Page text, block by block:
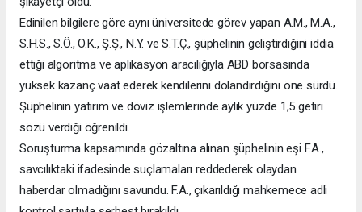
Edinilen bilgilere göre aynı üniversitede görev yapan A.M., M.A.,
S.H.S., S.Ö., O.K., Ş.Ş., N.Y. ve S.T.Ç., şüphelinin geliştirdiğini iddia
ettiği algoritma ve aplikasyon aracılığıyla ABD borsasında
yüksek kazanç vaat ederek kendilerini dolandırdığını öne sürdü.
Şüphelinin yatırım ve döviz işlemlerinde aylık yüzde 1,5 getiri
sözü verdiği öğrenildi.
Soruşturma kapsamında gözaltına alınan şüphelinin eşi F.A.,
savcılıktaki ifadesinde suçlamaları reddederek olaydan
haberdar olmadığını savundu. F.A., çıkarıldığı mahkemece adli